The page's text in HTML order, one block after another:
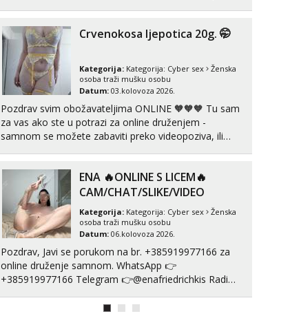
Tel:
tel:0,93€ - mob:1,12€ minvidjeti na videopozivu. 😉 S vama sam vec 5 ...
Crvenokosa ljepotica 20g. 🤭
Kategorija: Kategorija: Cyber sex
Ženska
osoba traži mušku osobu
Datum: 03.kolovoza 2026.
Pozdrav svim obožavateljima ONLINE 🧡🧡🧡 Tu sam
za vas ako ste u potrazi za online druženjem -
samnom se možete zabaviti preko videopoziva, ili
tipkanja uz slike i hot line pozive. Za vas sam
pripremila ...
ENA 🔥ONLINE S LICEM🔥
CAM/CHAT/SLIKE/VIDEO
Kategorija: Kategorija: Cyber sex
Ženska
osoba traži mušku osobu
Datum: 06.kolovoza 2026.
Pozdrav, Javi se porukom na br. +385919977166 za
online druženje samnom. WhatsApp 👉
+385919977166 Telegram 👉@enafriedrichkis Radim
(Tina&Natali), razne kombinacije halteri, haljine,